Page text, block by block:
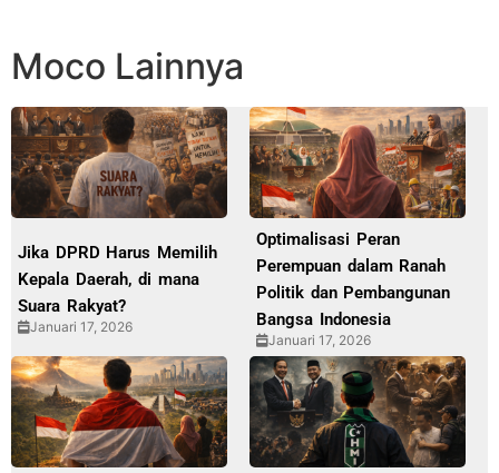
Moco Lainnya
Jika DPRD Harus Memilih
Kepala Daerah, di mana
Suara Rakyat?
Januari 17, 2026
Optimalisasi Peran
Perempuan dalam Ranah
Politik dan Pembangunan
Bangsa Indonesia
Januari 17, 2026